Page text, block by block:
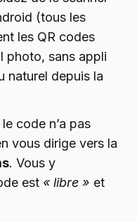
(tous les
les QR codes
photo, sans appli
naturel depuis la
le code n’a pas
vous dirige vers la
. Vous y
est « libre » et